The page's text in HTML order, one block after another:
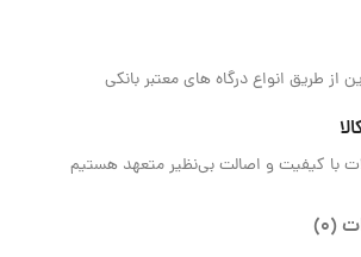
از طریق انواع درگاه های معتبر بانکی
با کیفیت و اصالت بی‌نظیر متعهد هستیم
(0)